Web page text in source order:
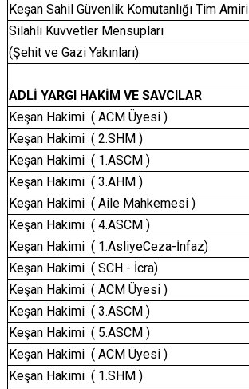
Keşan Sahil Güvenlik Komutanlığı Tim Amiri
Silahlı Kuvvetler Mensupları
(Şehit ve Gazi Yakınları)
ADLİ YARGI HAKİM VE SAVCILAR
Keşan Hakimi ( ACM Üyesi )
Keşan Hakimi ( 2.SHM )
Keşan Hakimi ( 1.ASCM )
Keşan Hakimi ( 3.AHM )
Keşan Hakimi ( Aile Mahkemesi )
Keşan Hakimi ( 4.ASCM )
Keşan Hakimi ( 1.AsliyeCeza-İnfaz)
Keşan Hakimi ( SCH - İcra)
Keşan Hakimi ( ACM Üyesi )
Keşan Hakimi ( 3.ASCM )
Keşan Hakimi ( 5.ASCM )
Keşan Hakimi ( ACM Üyesi )
Keşan Hakimi ( 1.SHM )